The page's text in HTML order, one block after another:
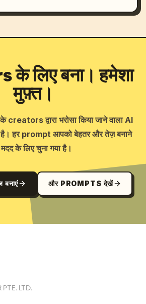
लिए बना। हमेशा
मुफ़्त।
creators द्वारा भरोसा किया जाने वाला AI
हर prompt आपको बेहतर और तेज़ बनाने
के लिए चुना गया है।
और PROMPTS देखें
PTE. LTD.